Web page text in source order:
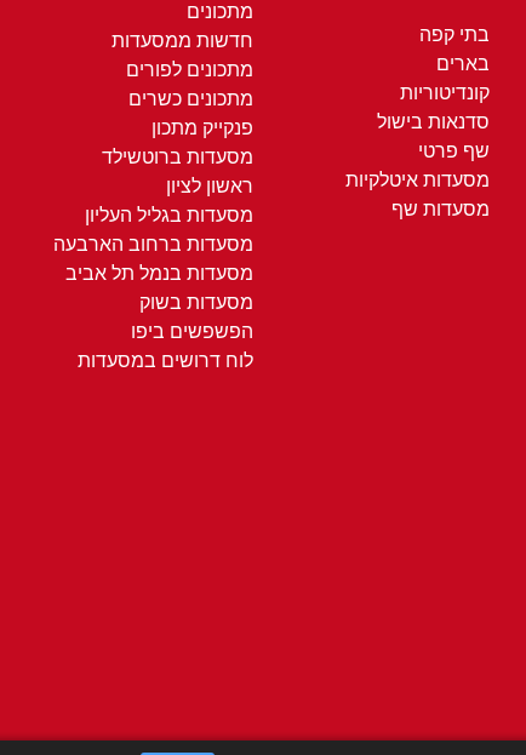
בתי קפה
בארים
קונדיטוריות
סדנאות בישול
שף פרטי
מסעדות איטלקיות
מסעדות שף
מתכונים
חדשות ממסעדות
מתכונים לפורים
מתכונים כשרים
פנקייק מתכון
מסעדות ברוטשילד
ראשון לציון
מסעדות בגליל העליון
מסעדות ברחוב הארבעה
מסעדות בנמל תל אביב
מסעדות בשוק
הפשפשים ביפו
לוח דרושים במסעדות